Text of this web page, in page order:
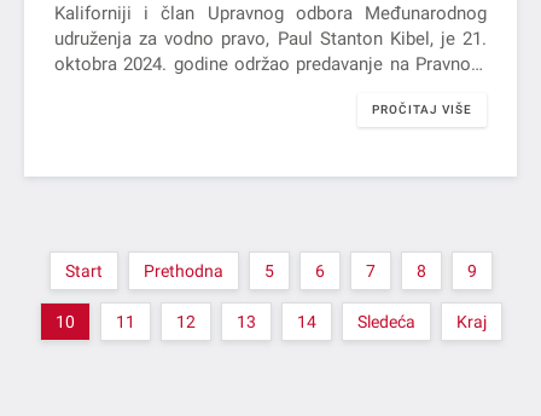
Kaliforniji i član Upravnog odbora Međunarodnog
udruženja za vodno pravo, Paul Stanton Kibel, je 21.
oktobra 2024. godine održao predavanje na Pravnom
temu „Od fragmentacije do konvergencije: Podnesak
PROČITAJ VIŠE
Start Prethodna 5 6 7 8 9
10 11 12 13 14 Sledeća Kraj